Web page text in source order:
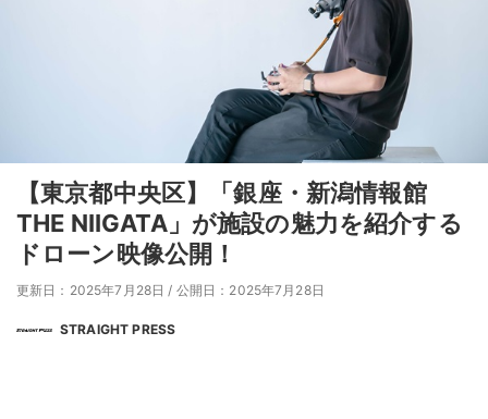
【東京都中央区】「銀座・新潟情報館
THE NIIGATA」が施設の魅力を紹介する
ドローン映像公開！
更新日：2025年7月28日 / 公開日：2025年7月28日
STRAIGHT PRESS